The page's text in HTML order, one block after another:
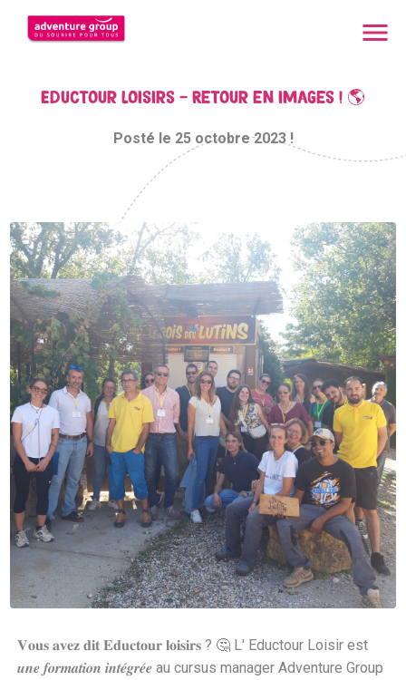
menu
Eductour Loisirs - Retour en images ! 🌎
Posté le 25 octobre 2023 !
𝐕𝐨𝐮𝐬 𝐚𝐯𝐞𝐳 𝐝𝐢𝐭 𝐄𝐝𝐮𝐜𝐭𝐨𝐮𝐫 𝐥𝐨𝐢𝐬𝐢𝐫𝐬 ? 🤔 L' Eductour Loisir est
𝒖𝒏𝒆 𝒇𝒐𝒓𝒎𝒂𝒕𝒊𝒐𝒏 𝒊𝒏𝒕𝒆́𝒈𝒓𝒆́𝒆 au cursus manager Adventure Group